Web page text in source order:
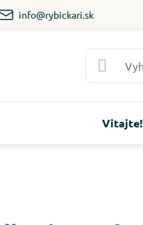
info@rybickari.sk
Vitajte!